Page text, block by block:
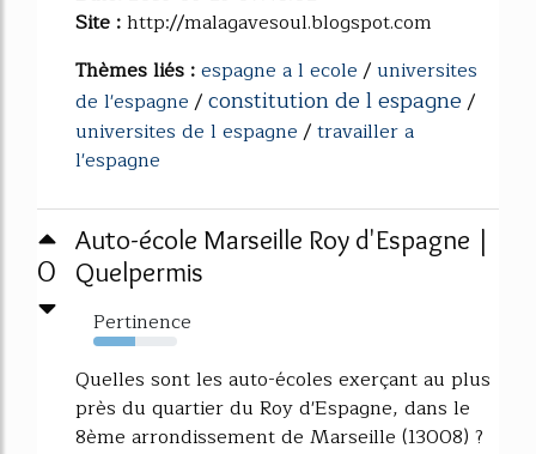
Site :http://malagavesoul.blogspot.com
Thèmes liés :espagne a l ecole/universites
de l'espagne/constitution de l espagne/
universites de l espagne/travailler a
l'espagne
0
Auto-école Marseille Roy d'Espagne |
Quelpermis
Pertinence
50%
Quelles sont les auto-écoles exerçant au plus
près du quartier du Roy d'Espagne, dans le
8ème arrondissement de Marseille (13008) ?